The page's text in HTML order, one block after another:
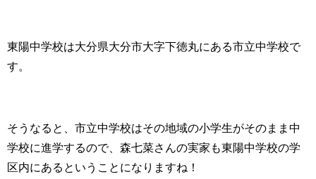
東陽中学校は大分県大分市大字下徳丸にある市立中学校で
す。
そうなると、市立中学校はその地域の小学生がそのまま中
学校に進学するので、森七菜さんの実家も東陽中学校の学
区内にあるということになりますね！